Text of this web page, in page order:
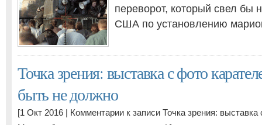
переворот, который свел бы
США по установлению
Точка зрения: выставка с фото
быть не должно
[1 Окт 2016 | Комментарии к записи Точка зрения: